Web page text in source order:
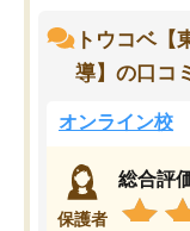
トウコベ【
導】の口コ
オンライン校
保護者
総合評